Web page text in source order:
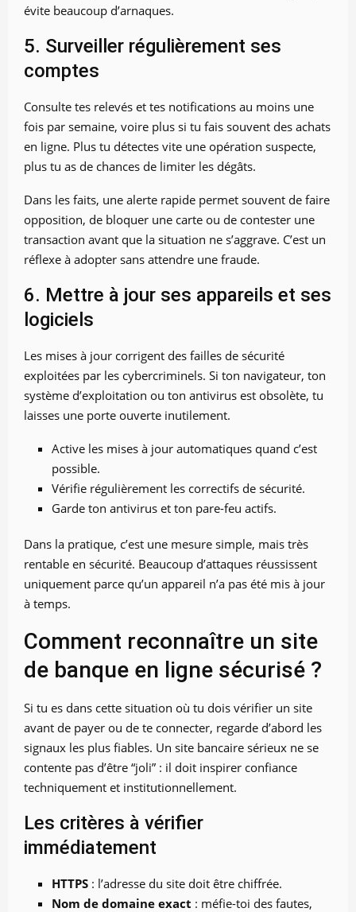
évite beaucoup d’arnaques.
5. Surveiller régulièrement ses
comptes
Consulte tes relevés et tes notifications au moins une
fois par semaine, voire plus si tu fais souvent des achats
en ligne. Plus tu détectes vite une opération suspecte,
plus tu as de chances de limiter les dégâts.
Dans les faits, une alerte rapide permet souvent de faire
opposition, de bloquer une carte ou de contester une
transaction avant que la situation ne s’aggrave. C’est un
réflexe à adopter sans attendre une fraude.
6. Mettre à jour ses appareils et ses
logiciels
Les mises à jour corrigent des failles de sécurité
exploitées par les cybercriminels. Si ton navigateur, ton
système d’exploitation ou ton antivirus est obsolète, tu
laisses une porte ouverte inutilement.
Active les mises à jour automatiques quand c’est
possible.
Vérifie régulièrement les correctifs de sécurité.
Garde ton antivirus et ton pare-feu actifs.
Dans la pratique, c’est une mesure simple, mais très
rentable en sécurité. Beaucoup d’attaques réussissent
uniquement parce qu’un appareil n’a pas été mis à jour
à temps.
Comment reconnaître un site
de banque en ligne sécurisé ?
Si tu es dans cette situation où tu dois vérifier un site
avant de payer ou de te connecter, regarde d’abord les
signaux les plus fiables. Un site bancaire sérieux ne se
contente pas d’être “joli” : il doit inspirer confiance
techniquement et institutionnellement.
Les critères à vérifier
immédiatement
HTTPS : l’adresse du site doit être chiffrée.
Nom de domaine exact : méfie-toi des fautes,